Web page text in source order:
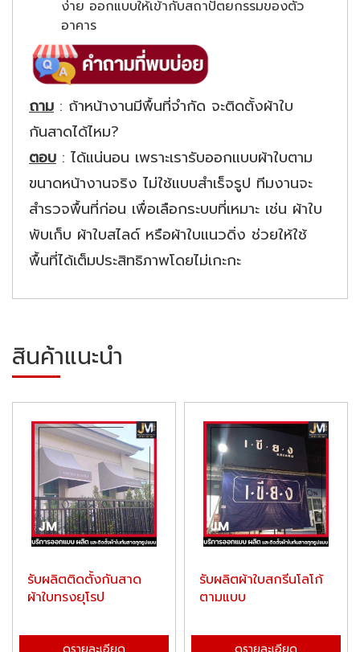
ง่าย ออกแบบให้เข้ากับสถาปัตยกรรมของตัว
อาคาร
ถาม : ถ้าหน้างานมีพื้นที่จำกัด จะติดตั้งผ้าใบ
กันสาดได้ไหม?
ตอบ : ได้แน่นอน เพราะเรารับออกแบบผ้าใบตาม
ขนาดหน้างานจริง ไม่ใช้แบบสำเร็จรูป ทีมงานจะ
สำรวจพื้นที่ก่อน เพื่อเลือกระบบที่เหมาะ เช่น ผ้าใบ
พับเก็บ ผ้าใบสไลด์ หรือผ้าใบแนวดิ่ง ช่วยให้ใช้
พื้นที่ได้เต็มประสิทธิภาพโดยไม่เกะกะ
สินค้าแนะนำ
รับผลิตติดตั้งกันสาด
ผ้าใบทรงยุโรป
รับผลิตผ้าใบสกรีนโลโก้
ตามแบบ